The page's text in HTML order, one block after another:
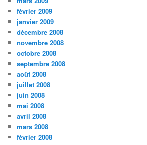
février 2009
janvier 2009
décembre 2008
novembre 2008
octobre 2008
septembre 2008
août 2008
juillet 2008
juin 2008
mai 2008
avril 2008
mars 2008
février 2008